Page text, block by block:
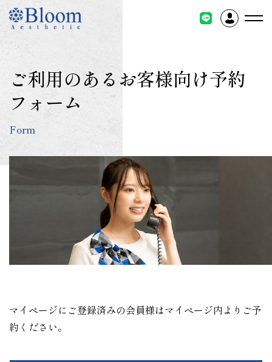
コ
テ
ン
ツ
に
キ
ご利用のあるお客様向け予約
フォーム
Form
マイページにご登録済みの会員様はマイページ内よりご予
約ください。